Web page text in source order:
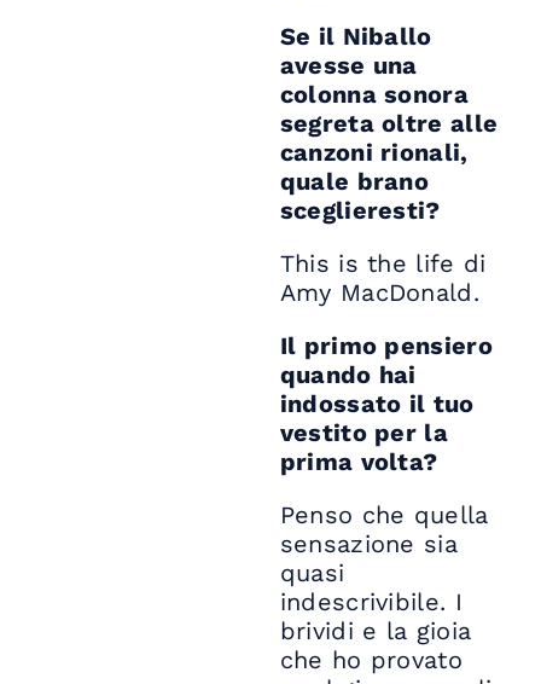
Se il Niballo
avesse una
colonna sonora
segreta oltre alle
canzoni rionali,
quale brano
sceglieresti?
This is the life di
Amy MacDonald.
Il primo pensiero
quando hai
indossato il tuo
vestito per la
prima volta?
Penso che quella
sensazione sia
quasi
indescrivibile. I
brividi e la gioia
che ho provato